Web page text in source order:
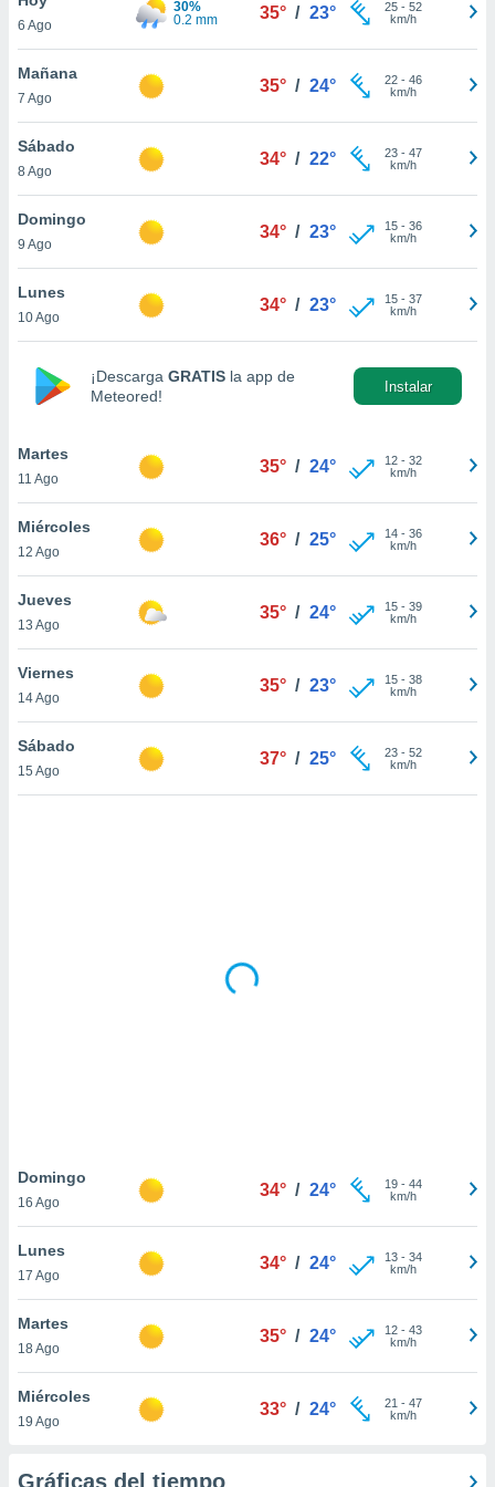
en
más
nuestra
de
aceptar
de
sitio
En
sean
el sitio
ni para
o
similares
como
sitio
de
traten tus
en
interés
su
6 Ago
30%
0.2 mm
35° / 23° 25- 52
km/h
Mañana
7 Ago
35° / 24° 22- 46
km/h
Sábado
8 Ago
34° / 22° 23- 47
km/h
Domingo
9 Ago
34° / 23° 15- 36
km/h
Lunes
10 Ago
34° / 23° 15- 37
km/h
¡Descarga GRATIS la app de
Meteored!
Instalar
Martes
11 Ago
35° / 24° 12- 32
km/h
Miércoles
12 Ago
36° / 25° 14- 36
km/h
Jueves
13 Ago
35° / 24° 15- 39
km/h
Viernes
14 Ago
35° / 23° 15- 38
km/h
Sábado
15 Ago
37° / 25° 23- 52
km/h
Domingo
16 Ago
34° / 24° 19- 44
km/h
Lunes
17 Ago
34° / 24° 13- 34
km/h
Martes
18 Ago
35° / 24° 12- 43
km/h
Miércoles
19 Ago
33° / 24° 21 - 47
km/h
Gráficas del tiempo